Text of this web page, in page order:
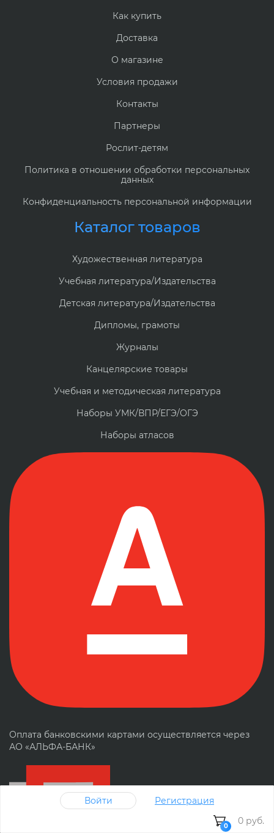
Как купить
Доставка
О магазине
Условия продажи
Контакты
Партнеры
Рослит-детям
Политика в отношении обработки персональных
данных
Конфиденциальность персональной информации
Каталог товаров
Художественная литература
Учебная литература/Издательства
Детская литература/Издательства
Дипломы, грамоты
Журналы
Канцелярские товары
Учебная и методическая литература
Наборы УМК/ВПР/ЕГЭ/ОГЭ
Наборы атласов
Оплата банковскими картами осуществляется через
АО «АЛЬФА-БАНК»
Войти Регистрация
0 0 руб.